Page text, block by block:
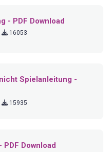
- PDF Download
16053
Spielanleitung -
15935
Download